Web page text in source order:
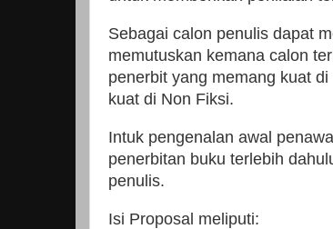
Sebagai calon penulis dapat
memutuskan kemana calon
penerbit yang memang kuat
kuat di Non Fiksi.
Intuk pengenalan awal
penerbitan buku terlebih
penulis.
Isi Proposal meliputi: